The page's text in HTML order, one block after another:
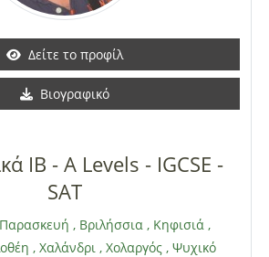
Δείτε το προφίλ
Βιογραφικό
IB - A Levels - IGCSE -
SAT
, Βριλήσσια , Κηφισιά ,
, Χαλάνδρι , Χολαργός , Ψυχικό